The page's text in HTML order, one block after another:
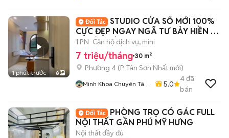
1 phút trước 8
STUDIO CỬA SỔ MỚI 100%
CỰC ĐẸP NGAY NGÃ TƯ BẢY HIỀN -
BỜ KÈ HOÀNG SA
1 PN Căn hộ dịch vụ, mini
7 triệu/tháng 30 m²
Phường 4 (P. Tân Sơn Nhất mới)
Minh Khoa Chuyên Tân
5.0
4đã
bán
PHÒNG TRỌ CÓ GÁC FULL
NỘI THẤT GẦN PHÚ MỸ HƯNG
Nội thất đầy đủ